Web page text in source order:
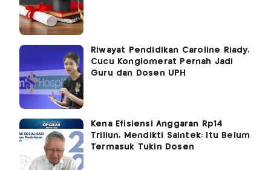
Riwayat Pendidikan Caroline Riady,
Cucu Konglomerat Pernah Jadi
Guru dan Dosen UPH
Kena Efisiensi Anggaran Rp14
Triliun, Mendikti Saintek: Itu Belum
Termasuk Tukin Dosen